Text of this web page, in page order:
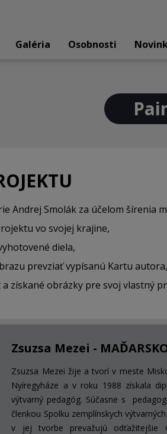
Galéria Osobnosti
Andrej Smolák za účelom šírenia
vo svojej krajine,
diela,
prevziať vypísanú Kartu autora,
získané obrázky presvoj vlastný
Zsuzsa Mezei -
Zsuzsa Mezei žije a tvorí v meste
Nyíregyháze a v roku 1988 získala
výtvarný pedagóg. Súčasne s
členkou Spolku zemplínskych
v jej tvorbe prevažujú odťažitejšie